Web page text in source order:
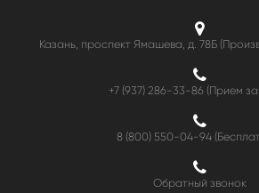
Казань, проспект Ямашева, д. 78Б
+7 (937) 286-33-86 (Прием
8 (800) 550-04-94
Обратный звонок